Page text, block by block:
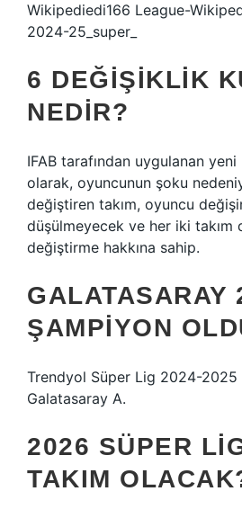
Wikipediedi166 League-
2024-25_super_
6 DEĞIŞIKLIK
NEDIR?
IFAB tarafından uygulanan yeni
olarak, oyuncunun şoku
değiştiren takım, oyuncu
düşülmeyecek ve her iki takım
değiştirme hakkına sahip.
GALATASARAY
ŞAMPIYON
Trendyol Süper Lig 2024-2025
Galatasaray A.
2026 SÜPER
TAKIM